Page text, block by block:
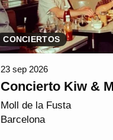
CONCIERTOS
23 sep 2026
Concierto Kiw &
Moll de la Fusta
Barcelona